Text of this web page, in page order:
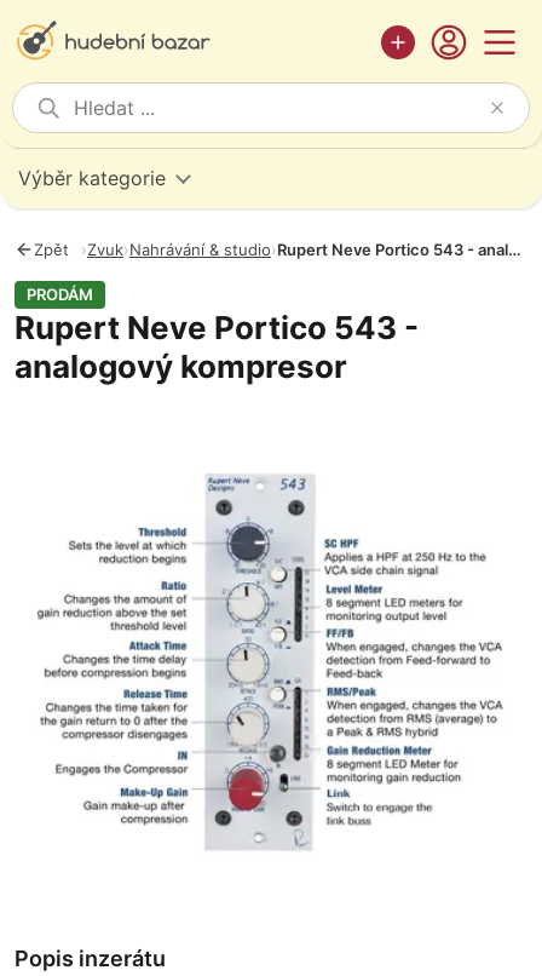
Výběr kategorie
Zpět ›Zvuk›Nahrávání & studio› Rupert Neve Portico 543 - analogový kompresor
PRODÁM
Rupert Neve Portico 543 -
analogový kompresor
Popis inzerátu